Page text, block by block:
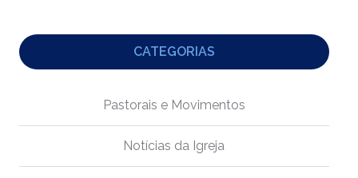
CATEGORIAS
Pastorais e Movimentos
Notícias da Igreja